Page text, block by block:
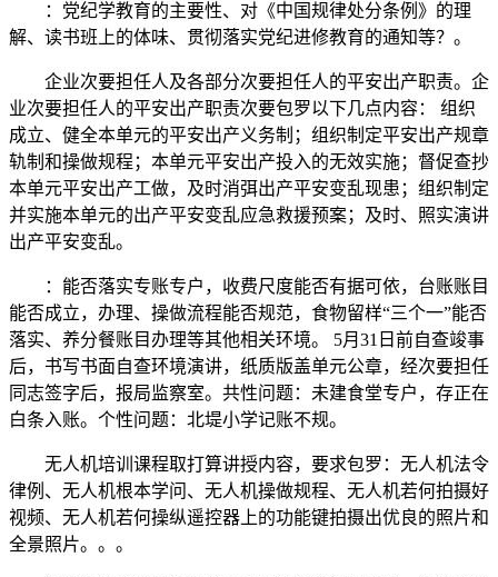
：党纪学教育的主要性、对《中国规律处分条例》的理
解、读书班上的体味、贯彻落实党纪进修教育的通知等？。
企业次要担任人及各部分次要担任人的平安出产职责。企
业次要担任人的平安出产职责次要包罗以下几点内容： 组织
成立、健全本单元的平安出产义务制；组织制定平安出产规章
轨制和操做规程；本单元平安出产投入的无效实施；督促查抄
本单元平安出产工做，及时消弭出产平安变乱现患；组织制定
并实施本单元的出产平安变乱应急救援预案；及时、照实演讲
出产平安变乱。
：能否落实专账专户，收费尺度能否有据可依，台账账目
能否成立，办理、操做流程能否规范，食物留样“三个一”能否
落实、养分餐账目办理等其他相关环境。 5月31日前自查竣事
后，书写书面自查环境演讲，纸质版盖单元公章，经次要担任
同志签字后，报局监察室。共性问题：未建食堂专户，存正在
白条入账。个性问题：北堤小学记账不规。
无人机培训课程取打算讲授内容，要求包罗：无人机法令
律例、无人机根本学问、无人机操做规程、无人机若何拍摄好
视频、无人机若何操纵遥控器上的功能键拍摄出优良的照片和
全景照片。。。